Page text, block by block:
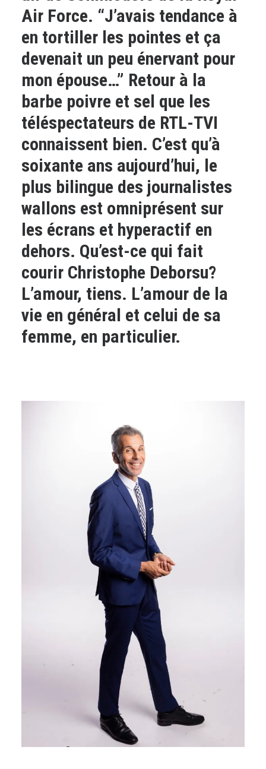
Air Force. “J’avais tendance à
en tortiller les pointes et ça
devenait un peu énervant pour
mon épouse…” Retour à la
barbe poivre et sel que les
téléspectateurs de RTL-TVI
connaissent bien. C’est qu’à
soixante ans aujourd’hui, le
plus bilingue des journalistes
wallons est omniprésent sur
les écrans et hyperactif en
dehors. Qu’est-ce qui fait
courir Christophe Deborsu?
L’amour, tiens. L’amour de la
vie en général et celui de sa
femme, en particulier.